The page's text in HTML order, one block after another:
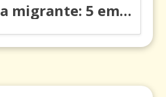
Resiliencia migrante: 5 emociones y cómo gestionarlas